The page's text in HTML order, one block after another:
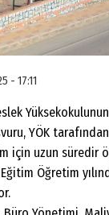
- 17:11
YÖK
için uzun süredir
Öğretim